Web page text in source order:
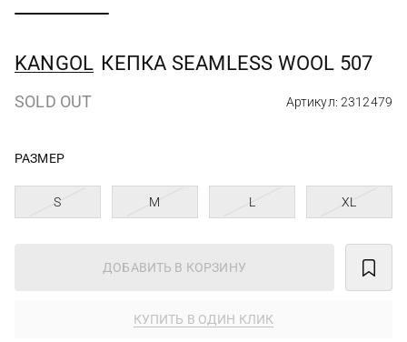
KANGOL КЕПКА SEAMLESS WOOL 507
SOLD OUT Артикул: 2312479
РАЗМЕР
S M L XL
ДОБАВИТЬ В КОРЗИНУ
КУПИТЬ В ОДИН КЛИК